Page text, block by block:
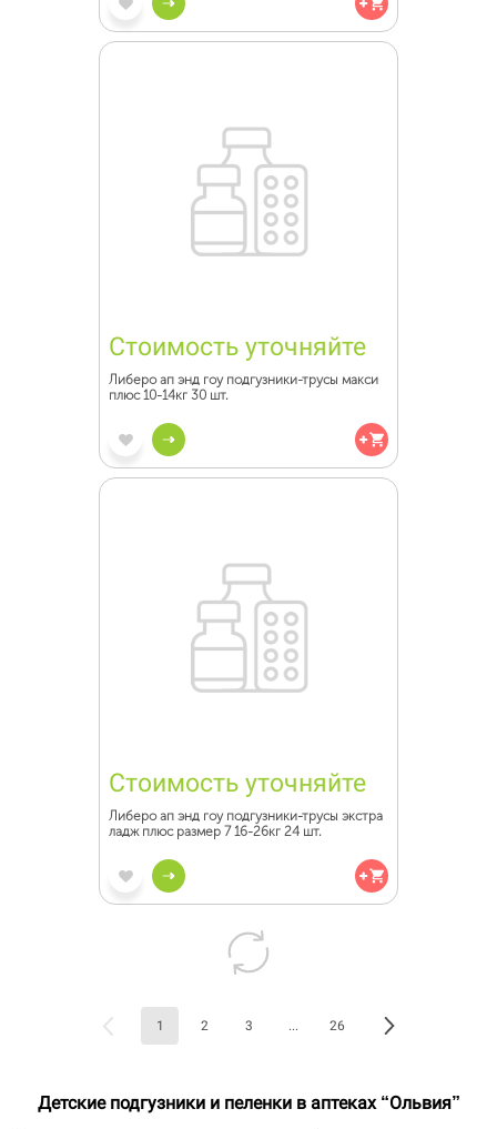
Стоимость уточняйте
Либеро ап энд гоу подгузники-трусы макси
плюс 10-14кг 30 шт.
Стоимость уточняйте
Либеро ап энд гоу подгузники-трусы экстра
ладж плюс размер 7 16-26кг 24 шт.
1 2 3 ... 26
Детские подгузники и пеленки в аптеках “Ольвия”